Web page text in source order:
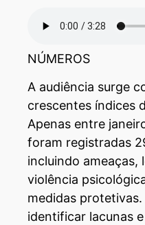
NÚMEROS
A audiência surge
crescentes índices
Apenas entre
foram registradas
incluindo ameaças,
violência
medidas
identificar lacunas